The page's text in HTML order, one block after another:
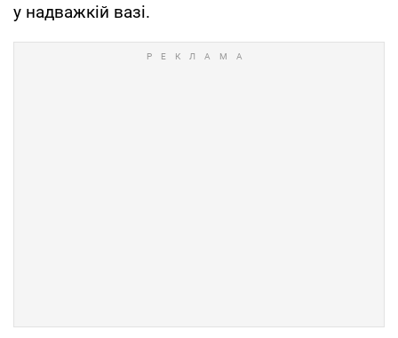
у надважкій вазі.